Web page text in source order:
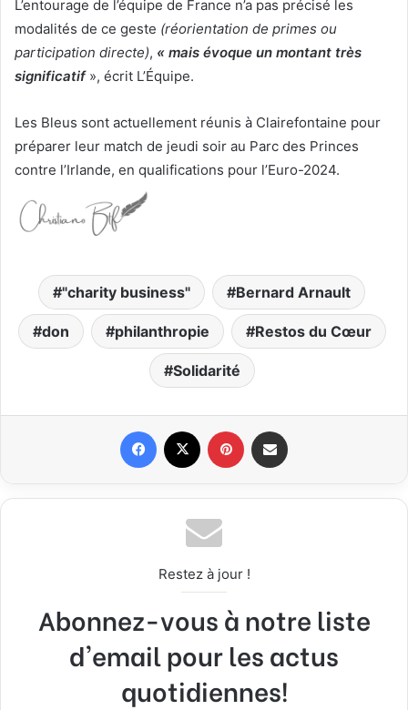
L’entourage de l’équipe de France n’a pas précisé les
modalités de ce geste (réorientation de primes ou
participation directe), « mais évoque un montant très
significatif », écrit L’Équipe.
Les Bleus sont actuellement réunis à Clairefontaine pour
préparer leur match de jeudi soir au Parc des Princes
contre l’Irlande, en qualifications pour l’Euro-2024.
"charity business" Bernard Arnault
don philanthropie Restos du Cœur
Solidarité
Restez à jour !
Abonnez-vous à notre liste
d'email pour les actus
quotidiennes!